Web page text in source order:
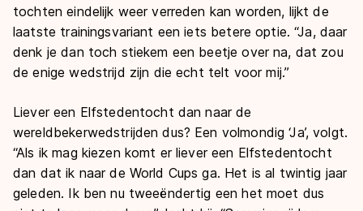
tochten eindelijk weer verreden kan worden, lijkt de
laatste trainingsvariant een iets betere optie. “Ja, daar
denk je dan toch stiekem een beetje over na, dat zou
de enige wedstrijd zijn die echt telt voor mij.”
Liever een Elfstedentocht dan naar de
wereldbekerwedstrijden dus? Een volmondig ‘Ja’, volgt.
“Als ik mag kiezen komt er liever een Elfstedentocht
dan dat ik naar de World Cups ga. Het is al twintig jaar
geleden. Ik ben nu tweeëndertig een het moet dus